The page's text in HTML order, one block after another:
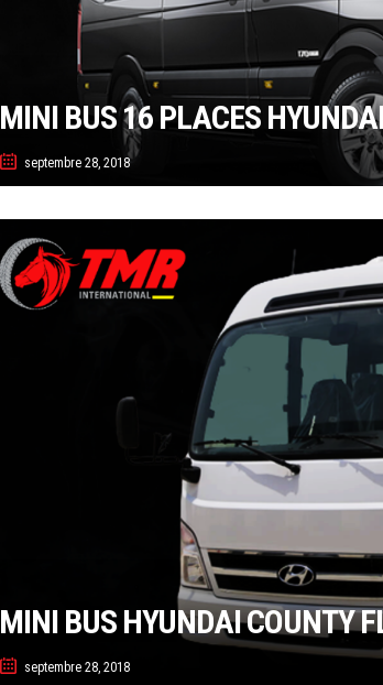
MINI BUS 16 PLACES
septembre 28, 2018
MINI BUS HYUNDAI COUNTY
septembre 28, 2018